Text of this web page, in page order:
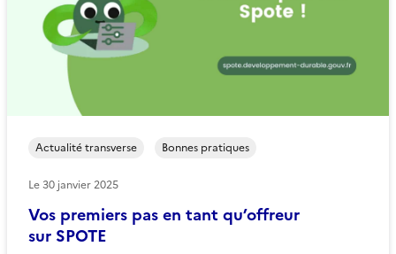
Vos premiers pas en tant qu’offreur
sur SPOTE
Actualité transverse Bonnes pratiques
Le30 janvier 2025